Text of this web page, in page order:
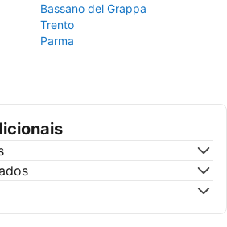
Bassano del Grappa
Trento
Parma